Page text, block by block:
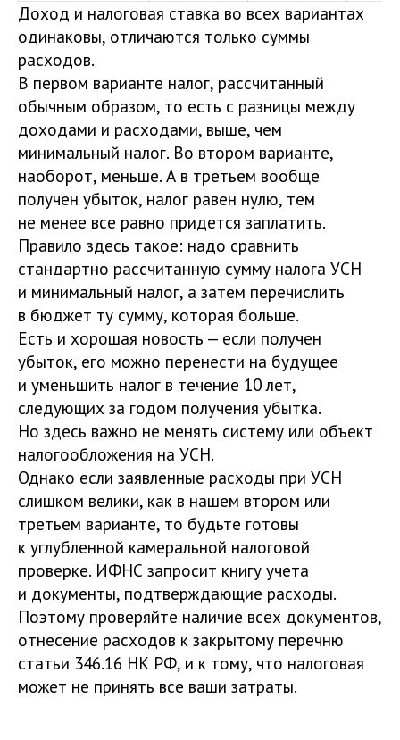
Доход и налоговая ставка во всех вариантах
одинаковы, отличаются только суммы
расходов.
В первом варианте налог, рассчитанный
обычным образом, то есть с разницы между
доходами и расходами, выше, чем
минимальный налог. Во втором варианте,
наоборот, меньше. А в третьем вообще
получен убыток, налог равен нулю, тем
не менее все равно придется заплатить.
Правило здесь такое: надо сравнить
стандартно рассчитанную сумму налога УСН
и минимальный налог, а затем перечислить
в бюджет ту сумму, которая больше.
Есть и хорошая новость — если получен
убыток, его можно перенести на будущее
и уменьшить налог в течение 10 лет,
следующих за годом получения убытка.
Но здесь важно не менять систему или объект
налогообложения на УСН.
Однако если заявленные расходы при УСН
слишком велики, как в нашем втором или
третьем варианте, то будьте готовы
к углубленной камеральной налоговой
проверке. ИФНС запросит книгу учета
и документы, подтверждающие расходы.
Поэтому проверяйте наличие всех документов,
отнесение расходов к закрытому перечню
статьи 346.16 НК РФ, и к тому, что налоговая
может не принять все ваши затраты.